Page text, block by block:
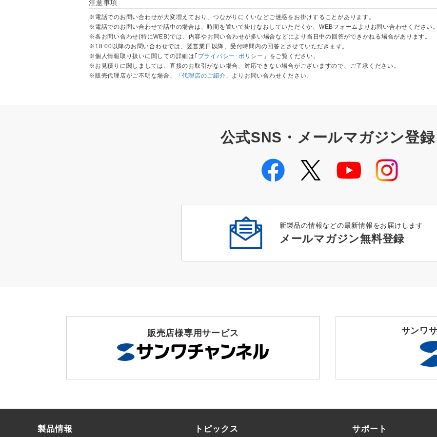
注意事項
※電話でのお問い合わせが大変増えており、つながりにくいなどご迷惑をお掛けすることがあります。
※電話でのお問い合わせで話中の場合は、時間を置いて掛けなおしていただくか、WEBフォームよりお問い合わせください
※各お問い合わせ(特にWEB)では、内容やお問い合わせが多い場合などにより当日中の回答ができかねる場合があります。
※18:00以降のお問い合わせでは、翌営業日以降、受付時間内の回答とさせていただきます。
※個人情報取り扱いに関しての詳細は｢ プライバシー･ポリシー 」をご覧ください。
※お見積りに関しましては、直接のお取引がない場合、対応できない場合がございますので、ご了承ください。
※販売代理店がご不明な場合、「代理店のご紹介 」よりお問い合わせください。
公式SNS・メールマガジン登録
新製品の情報などの最新情報をお届けします
メールマガジン無料登録
販売店様専用サービス サンワ
製品情報 トピックス サポート